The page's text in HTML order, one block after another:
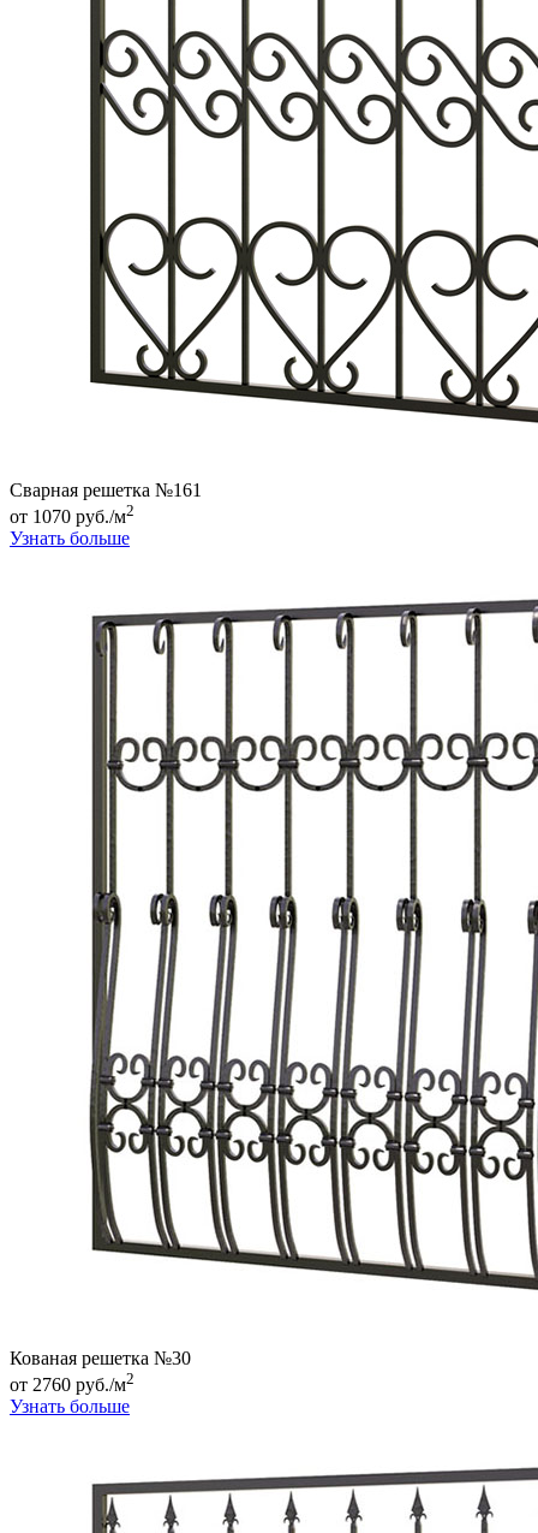
Сварная решетка №161
от 1070 руб./м2
Узнать больше
Кованая решетка №30
от 2760 руб./м2
Узнать больше